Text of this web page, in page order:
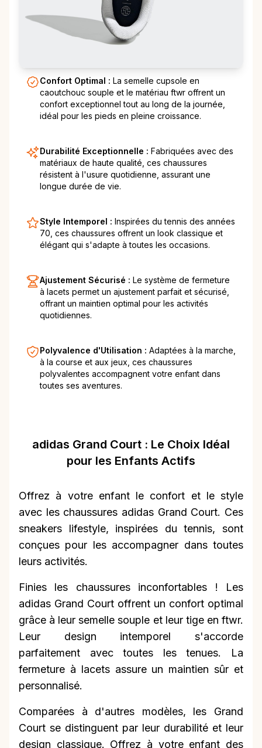
Confort Optimal : La semelle cupsole en
caoutchouc souple et le matériau ftwr offrent un
confort exceptionnel tout au long de la journée,
idéal pour les pieds en pleine croissance.
Durabilité Exceptionnelle : Fabriquées avec des
matériaux de haute qualité, ces chaussures
résistent à l'usure quotidienne, assurant une
longue durée de vie.
Style Intemporel : Inspirées du tennis des années
70, ces chaussures offrent un look classique et
élégant qui s'adapte à toutes les occasions.
Ajustement Sécurisé : Le système de fermeture
à lacets permet un ajustement parfait et sécurisé,
offrant un maintien optimal pour les activités
quotidiennes.
Polyvalence d'Utilisation : Adaptées à la marche,
à la course et aux jeux, ces chaussures
polyvalentes accompagnent votre enfant dans
toutes ses aventures.
adidas Grand Court : Le Choix Idéal
pour les Enfants Actifs
Offrez à votre enfant le confort et le style
avec les chaussures adidas Grand Court. Ces
sneakers lifestyle, inspirées du tennis, sont
conçues pour les accompagner dans toutes
leurs activités.
Finies les chaussures inconfortables ! Les
adidas Grand Court offrent un confort optimal
grâce à leur semelle souple et leur tige en ftwr.
Leur design intemporel s'accorde
parfaitement avec toutes les tenues. La
fermeture à lacets assure un maintien sûr et
personnalisé.
Comparées à d'autres modèles, les Grand
Court se distinguent par leur durabilité et leur
design classique. Offrez à votre enfant des